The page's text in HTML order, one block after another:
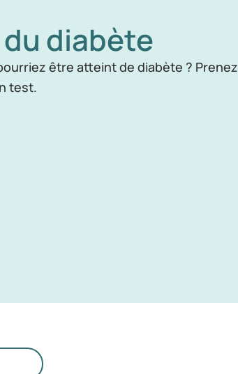
diabète
être atteint de diabète ? Prenez
test.